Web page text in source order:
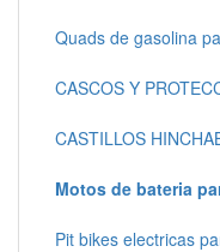
Quads de gasolina
CASCOS Y
CASTILLOS
Motos de bateria
Pit bikes electricas